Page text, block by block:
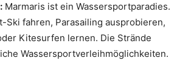
Marmaris ist ein Wassersportparadies.
Ski fahren, Parasailing ausprobieren,
Kitesurfen lernen. Die Strände
Wassersportverleihmöglichkeiten.